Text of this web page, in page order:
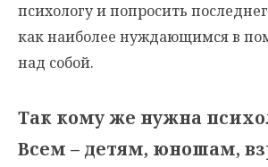
психологу и попросить
как наиболее нуждающимся в
над собой.
Так кому же нужна
Всем – детям, юношам,